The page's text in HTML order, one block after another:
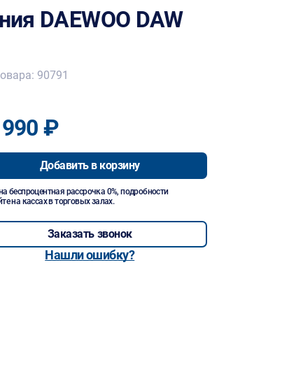
DAEWOO DAW
90791
₽
Добавить в корзину
беспроцентная рассрочка 0%, подробности
на кассах в торговых залах.
Заказать звонок
Нашли ошибку?